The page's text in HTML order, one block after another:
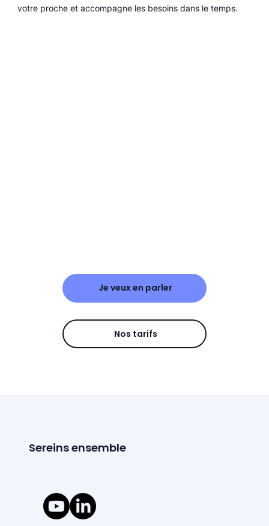
Je veux en parler
Nos tarifs
votre proche et accompagne les besoins dans le temps.
Sereins ensemble